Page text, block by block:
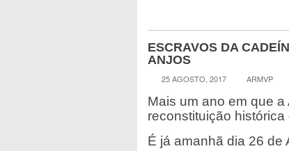
ESCRAVOS DA
ANJOS
25 AGOSTO, 2017 ARMVP
Mais um ano em que
reconstituição
É já amanhã dia 26 de